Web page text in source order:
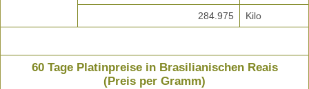
284.975 Kilo
60 Tage Platinpreise in Brasilianischen Reais
(Preis per Gramm)